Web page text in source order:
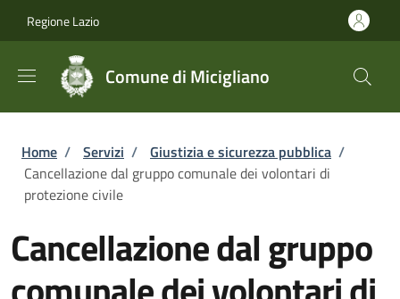
Regione Lazio
Comune di Micigliano
Briciole di pane
Home / Servizi / Giustizia e sicurezza pubblica /
Cancellazione dal gruppo comunale dei volontari di
protezione civile
Cancellazione dal gruppo